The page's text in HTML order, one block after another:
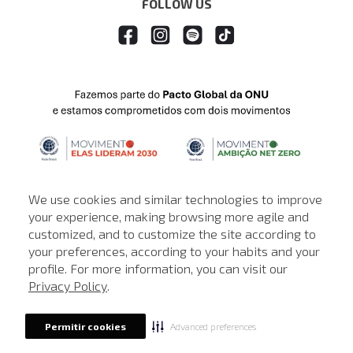
We use cookies and similar technologies to improve
your experience, making browsing more agile and
customized, and to customize the site according to
your preferences, according to your habits and your
profile. For more information, you can visit our
Privacy Policy.
Permitir cookies Advanced preferences
FOLLOW US
© © Copyright 2000-2026 - Todos os direitos reservados. A Loja de
John John reserva-se no direito de corrigir ou alterar informações
Em caso de dúvidas:0800 990 5500.
Horário de Atendimentodas 8h às 20h de segunda a sábado, exceto